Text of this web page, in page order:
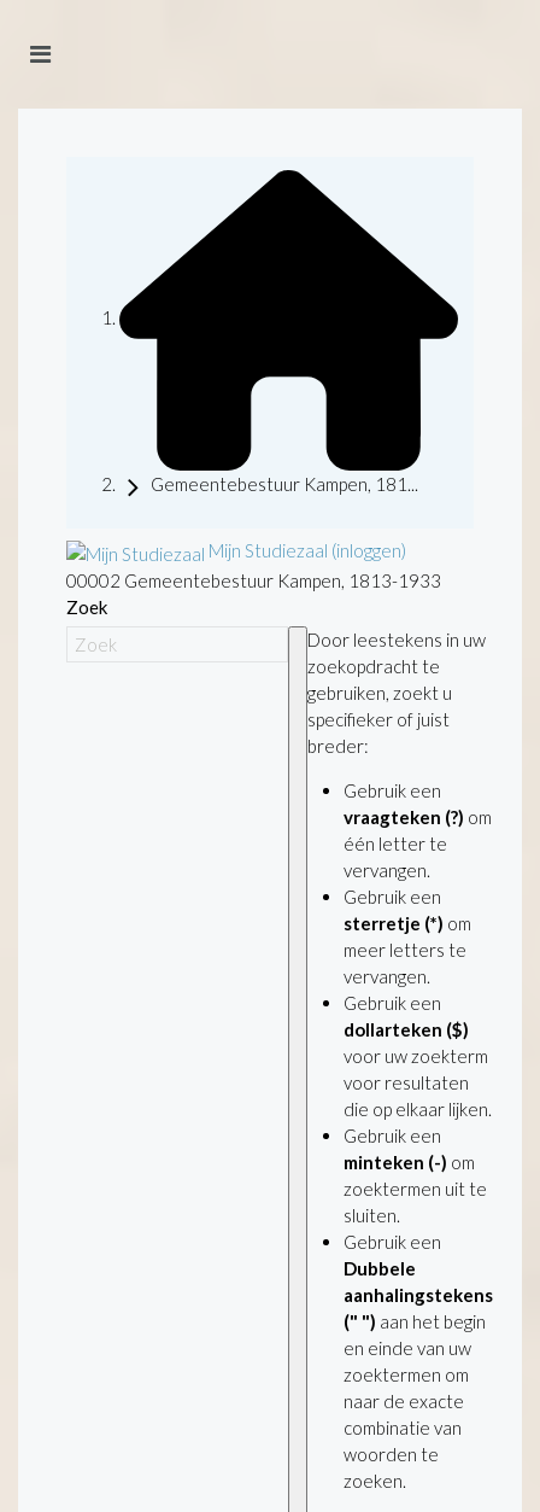
Gemeentebestuur Kampen, 181...
Mijn Studiezaal (inloggen)
00002 Gemeentebestuur Kampen, 1813-1933
Zoek
Door leestekens in uw
zoekopdracht te
gebruiken, zoekt u
specifieker of juist
breder:
Gebruik een
vraagteken (?) om
één letter te
vervangen.
Gebruik een
sterretje (*) om
meer letters te
vervangen.
Gebruik een
dollarteken ($)
voor uw zoekterm
voor resultaten
die op elkaar lijken.
Gebruik een
minteken (-) om
zoektermen uit te
sluiten.
Gebruik een
Dubbele
aanhalingstekens
(" ") aan het begin
en einde van uw
zoektermen om
naar de exacte
combinatie van
woorden te
zoeken.